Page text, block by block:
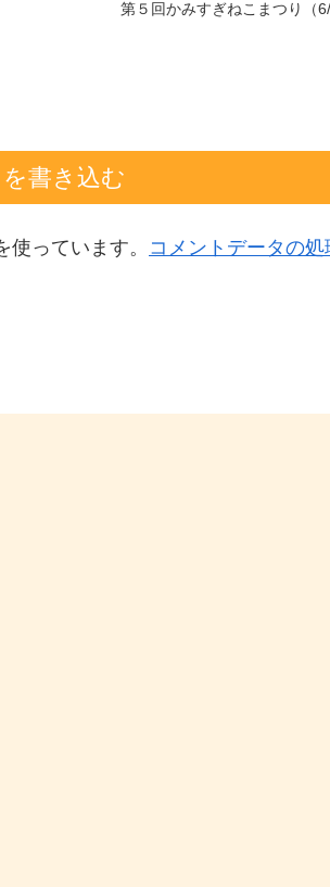
第５回かみすぎねこまつり（6/
書き込む
っています。 コメントデータの